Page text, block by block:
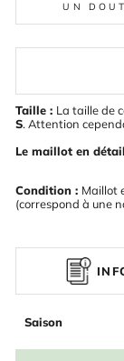
UN
Taille : La taille de
S. Attention
Le maillot en
Condition : Maillot
(correspond à une
Saison